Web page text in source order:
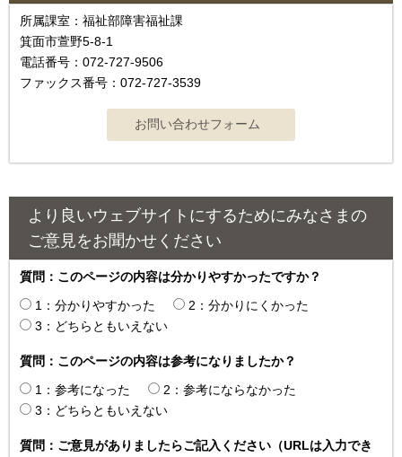
所属課室：福祉部障害福祉課
箕面市萱野5-8-1
電話番号：072-727-9506
ファックス番号：072-727-3539
より良いウェブサイトにするためにみなさまの
ご意見をお聞かせください
質問：このページの内容は分かりやすかったですか？
1：分かりやすかった
2：分かりにくかった
3：どちらともいえない
質問：このページの内容は参考になりましたか？
1：参考になった
2：参考にならなかった
3：どちらともいえない
質問：ご意見がありましたらご記入ください（URLは入力でき